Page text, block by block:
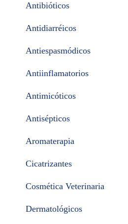
Antibióticos
Antidiarréicos
Antiespasmódicos
Antiinflamatorios
Antimicóticos
Antisépticos
Aromaterapia
Cicatrizantes
Cosmética Veterinaria
Dermatológicos